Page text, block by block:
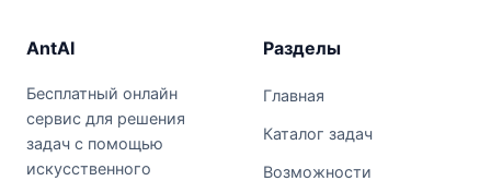
AntAI
Бесплатный онлайн
сервис для решения
задач с помощью
искусственного
Разделы
Главная
Каталог задач
Возможности